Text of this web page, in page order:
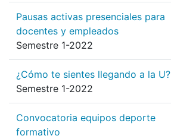
Pausas activas presenciales para
docentes y empleados
Semestre 1-2022
¿Cómo te sientes llegando a la U?
Semestre 1-2022
Convocatoria equipos deporte
formativo